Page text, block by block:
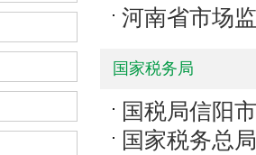
河南省市场
国家税务局
国税局信阳
国家税务总局